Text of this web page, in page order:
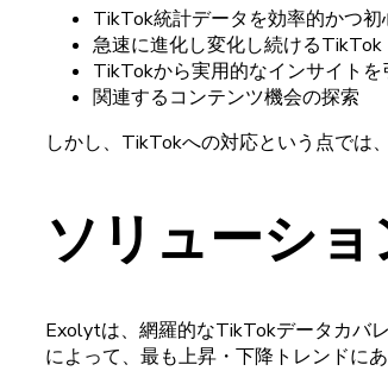
TikTok統計データを効率的かつ初
急速に進化し変化し続けるTikTok
TikTokから実用的なインサイトを
関連するコンテンツ機会の探索
しかし、 TikTokへの対応という 点では、
ソリューショ
Exolytは、 網羅的なTikTokデータカバ
によって、 最も上昇 ・ 下降 トレンドに